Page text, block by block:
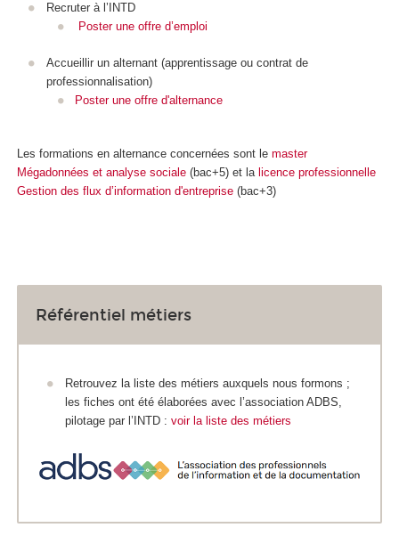
Recruter à l’INTD
Poster une offre d’emploi
Accueillir un alternant (apprentissage ou contrat de
professionnalisation)
Poster une offre d'alternance
Les formations en alternance concernées sont le master
Mégadonnées et analyse sociale (bac+5) et la licence professionnelle
Gestion des flux d’information d'entreprise (bac+3)
Référentiel métiers
Retrouvez la liste des métiers auxquels nous formons ;
les fiches ont été élaborées avec l’association ADBS,
pilotage par l’INTD : voir la liste des métiers